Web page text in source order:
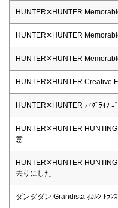
HUNTER✕HUNTER
HUNTER✕HUNTER
HUNTER✕HUNTER
HUNTER✕HUNTER Creative
HUNTER✕HUNTER ﾌｨｸﾞﾗｲﾌ ｺ
HUNTER✕HUNTER
意
HUNTER✕HUNTER HUNTING
去りにした
ダンダダン Grandista ｵｶﾙﾝ ﾄﾗﾝｽ